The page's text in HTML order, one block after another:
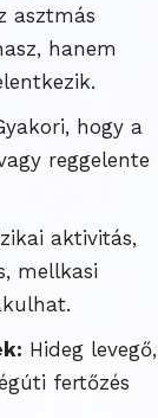
asztmás
hanem
hogy a
reggelente
aktivitás,
mellkasi
Hideg levegő,
fertőzés